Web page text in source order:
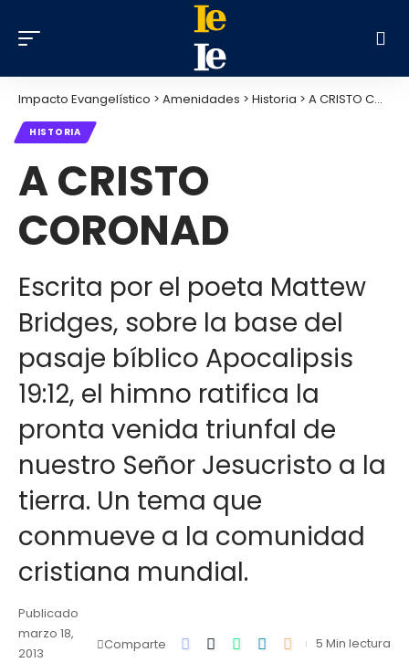
Impacto Evangelístico > Amenidades > Historia > A CRISTO CORONAD
HISTORIA
A CRISTO
CORONAD
Escrita por el poeta Mattew
Bridges, sobre la base del
pasaje bíblico Apocalipsis
19:12, el himno ratifica la
pronta venida triunfal de
nuestro Señor Jesucristo a la
tierra. Un tema que
conmueve a la comunidad
cristiana mundial.
Publicado
marzo 18,
2013
Comparte 5 Min lectura